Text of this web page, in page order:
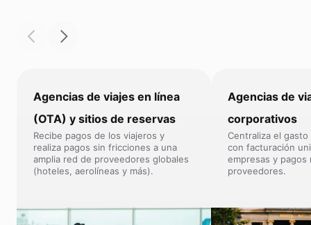
Agencias de viajes en línea
(OTA) y sitios de reservas
Recibe pagos de los viajeros y
realiza pagos sin fricciones a una
amplia red de proveedores globales
(hoteles, aerolíneas y más).
Agencias de
corporativos
Centraliza el
con facturación
empresas y pagos
proveedores.